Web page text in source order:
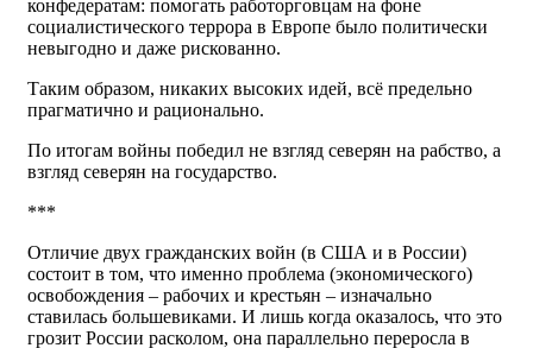
конфедератам: помогать работорговцам на фоне
социалистического террора в Европе было политически
невыгодно и даже рискованно.
Таким образом, никаких высоких идей, всё предельно
прагматично и рационально.
По итогам войны победил не взгляд северян на рабство, а
взгляд северян на государство.
***
Отличие двух гражданских войн (в США и в России)
состоит в том, что именно проблема (экономического)
освобождения – рабочих и крестьян – изначально
ставилась большевиками. И лишь когда оказалось, что это
грозит России расколом, она параллельно переросла в